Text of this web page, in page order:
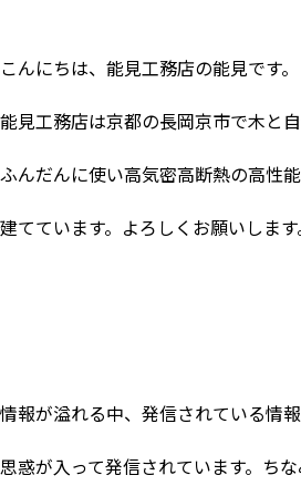
こんにちは、能見工務店の能見です。
能見工務店は京都の長岡京市で木と
ふんだんに使い高気密高断熱の高性
建てています。よろしくお願いします
情報が溢れる中、発信されている情
思惑が入って発信されています。ち